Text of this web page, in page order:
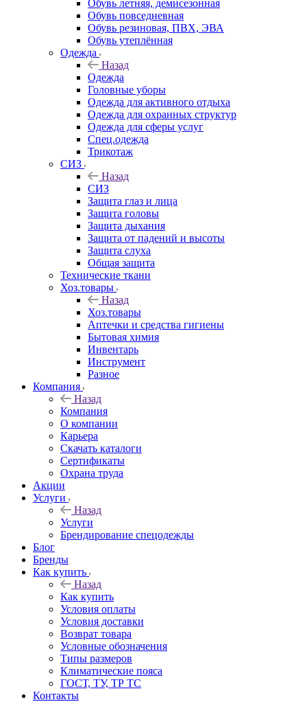
Обувь летняя, демисезонная
Обувь повседневная
Обувь резиновая, ПВХ, ЭВА
Обувь утеплённая
Одежда
Назад
Одежда
Головные уборы
Одежда для активного отдыха
Одежда для охранных структур
Одежда для сферы услуг
Спец.одежда
Трикотаж
СИЗ
Назад
СИЗ
Защита глаз и лица
Защита головы
Защита дыхания
Защита от падений и высоты
Защита слуха
Общая защита
Технические ткани
Хоз.товары
Назад
Хоз.товары
Аптечки и средства гигиены
Бытовая химия
Инвентарь
Инструмент
Разное
Компания
Назад
Компания
О компании
Карьера
Cкачать каталоги
Сертификаты
Охрана труда
Акции
Услуги
Назад
Услуги
Брендирование спецодежды
Блог
Бренды
Как купить
Назад
Как купить
Условия оплаты
Условия доставки
Возврат товара
Условные обозначения
Типы размеров
Климатические пояса
ГОСТ, ТУ, ТР ТС
Контакты